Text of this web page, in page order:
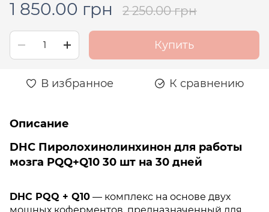
1 850.00 грн 2 250.00 грн
Купить
В избранное К сравнению
Описание
DHC Пиролохинолинхинон для работы
мозга PQQ+Q10 30 шт на 30 дней
DHC PQQ + Q10 — комплекс на основе двух
мощных коферментов, предназначенный для